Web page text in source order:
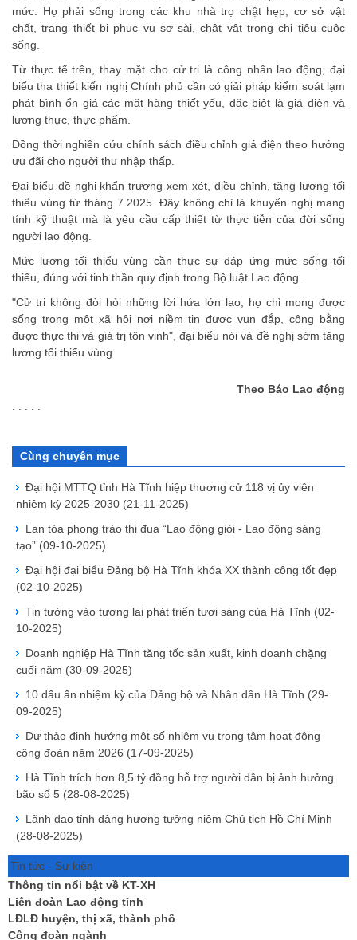
mức. Họ phải sống trong các khu nhà trọ chật hẹp, cơ sở vật
chất, trang thiết bị phục vụ sơ sài, chật vật trong chi tiêu cuộc
sống.
Từ thực tế trên, thay mặt cho cử tri là công nhân lao động, đại
biểu tha thiết kiến nghị Chính phủ cần có giải pháp kiểm soát lạm
phát bình ổn giá các mặt hàng thiết yếu, đặc biệt là giá điện và
lương thực, thực phẩm.
Đồng thời nghiên cứu chính sách điều chỉnh giá điện theo hướng
ưu đãi cho người thu nhập thấp.
Đại biểu đề nghị khẩn trương xem xét, điều chỉnh, tăng lương tối
thiểu vùng từ tháng 7.2025. Đây không chỉ là khuyến nghị mang
tính kỹ thuật mà là yêu cầu cấp thiết từ thực tiễn của đời sống
người lao động.
Mức lương tối thiểu vùng cần thực sự đáp ứng mức sống tối
thiểu, đúng với tinh thần quy định trong Bộ luật Lao động.
"Cử tri không đòi hỏi những lời hứa lớn lao, họ chỉ mong được
sống trong một xã hội nơi niềm tin được vun đắp, công bằng
được thực thi và giá trị tôn vinh", đại biểu nói và đề nghị sớm tăng
lương tối thiểu vùng.
Theo Báo Lao động
Cùng chuyên mục
Đại hội MTTQ tỉnh Hà Tĩnh hiệp thương cử 118 vị ủy viên
nhiệm kỳ 2025-2030 (21-11-2025)
Lan tỏa phong trào thi đua “Lao động giỏi - Lao động sáng
tạo” (09-10-2025)
Đại hội đại biểu Đảng bộ Hà Tĩnh khóa XX thành công tốt đẹp
(02-10-2025)
Tin tưởng vào tương lai phát triển tươi sáng của Hà Tĩnh (02-
10-2025)
Doanh nghiệp Hà Tĩnh tăng tốc sản xuất, kinh doanh chặng
cuối năm (30-09-2025)
10 dấu ấn nhiệm kỳ của Đảng bộ và Nhân dân Hà Tĩnh (29-
09-2025)
Dự thảo định hướng một số nhiệm vụ trọng tâm hoạt động
công đoàn năm 2026 (17-09-2025)
Hà Tĩnh trích hơn 8,5 tỷ đồng hỗ trợ người dân bị ảnh hưởng
bão số 5 (28-08-2025)
Lãnh đạo tỉnh dâng hương tưởng niệm Chủ tịch Hồ Chí Minh
(28-08-2025)
Tin tức - Sự kiện
Thông tin nổi bật về KT-XH
Liên đoàn Lao động tỉnh
LĐLĐ huyện, thị xã, thành phố
Công đoàn ngành